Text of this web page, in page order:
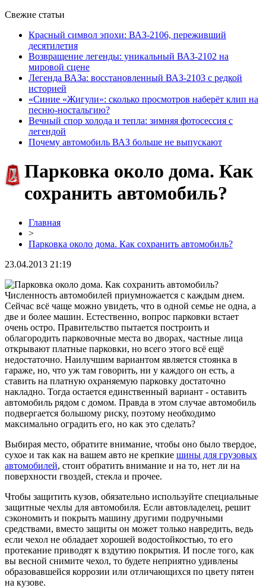
Свежие статьи
Красный символ эпохи: ВАЗ-2106, переживший
десятилетия
Возвращение легенды: уникальный ВАЗ-2102 на
мировой сцене
Легенда ВАЗа: восстановленный ВАЗ-2103 с редкой
историей
«Синие «Жигули»: сколько просмотров наберёт клип на
песню-ностальгию?
Вечный спор холода и тепла: зимняя фотосессия с
легендой
Почему автомобиль ВАЗ больше не выпускают
Парковка около дома. Как
сохранить автомобиль?
Главная
>
Парковка около дома. Как сохранить автомобиль?
23.04.2013 21:19
Численность автомобилей приумножается с каждым днем.
Сейчас всё чаще можно увидеть, что в одной семье не одна, а
две и более машин. Естественно, вопрос парковки встает
очень остро. Правительство пытается построить и
облагородить парковочные места во дворах, частные лица
открывают платные парковки, но всего этого всё ещё
недостаточно. Наилучшим вариантом является стоянка в
гараже, но, что уж там говорить, ни у каждого он есть, а
ставить на платную охраняемую парковку достаточно
накладно. Тогда остается единственный вариант - оставить
автомобиль рядом с домом. Правда в этом случае автомобиль
подвергается большому риску, поэтому необходимо
максимально оградить его, но как это сделать?
Выбирая место, обратите внимание, чтобы оно было твердое,
сухое и так как на вашем авто не крепкие шины для грузовых
автомобилей, стоит обратить внимание и на то, нет ли на
поверхности гвоздей, стекла и прочее.
Чтобы защитить кузов, обязательно используйте специальные
защитные чехлы для автомобиля. Если автовладелец, решит
сэкономить и покрыть машину другими подручными
средствами, вместо защиты он может только навредить, ведь
если чехол не обладает хорошей водостойкостью, то его
протекание приводят к вздутию покрытия. И после того, как
вы весной снимите чехол, то будете неприятно удивлены
образовавшейся коррозии или отличающихся по цвету пятен
на кузове.